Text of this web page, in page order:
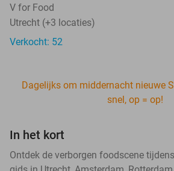
V for Food
Utrecht (+3 locaties)
Verkocht: 52
Dagelijks om middernacht nieuwe
snel, op = op!
In het kort
Ontdek de verborgen foodscene